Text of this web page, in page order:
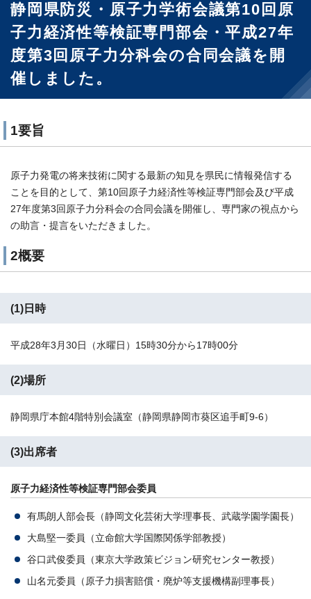
静岡県防災・原子力学術会議第10回原
子力経済性等検証専門部会・平成27年
度第3回原子力分科会の合同会議を開
催しました。
1要旨
原子力発電の将来技術に関する最新の知見を県民に情報発信する
ことを目的として、第10回原子力経済性等検証専門部会及び平成
27年度第3回原子力分科会の合同会議を開催し、専門家の視点から
の助言・提言をいただきました。
2概要
(1)日時
平成28年3月30日（水曜日）15時30分から17時00分
(2)場所
静岡県庁本館4階特別会議室（静岡県静岡市葵区追手町9-6）
(3)出席者
原子力経済性等検証専門部会委員
有馬朗人部会長（静岡文化芸術大学理事長、武蔵学園学園長）
大島堅一委員（立命館大学国際関係学部教授）
谷口武俊委員（東京大学政策ビジョン研究センター教授）
山名元委員（原子力損害賠償・廃炉等支援機構副理事長）